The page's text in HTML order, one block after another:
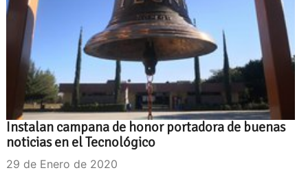
Instalan campana de honor portadora de buenas
noticias en el Tecnológico
29 de Enero de 2020